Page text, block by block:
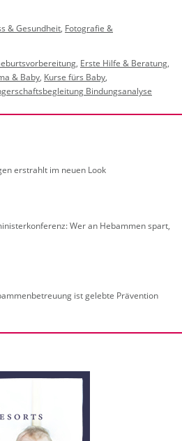
& Gesundheit, Fotografie &
, Erste Hilfe & Beratung,
& Baby, Kurse fürs Baby,
Bindungsanalyse
er­strahlt im neuen Look
Wer an Heb­am­men spart,
ist ge­leb­te Prä­ven­ti­on